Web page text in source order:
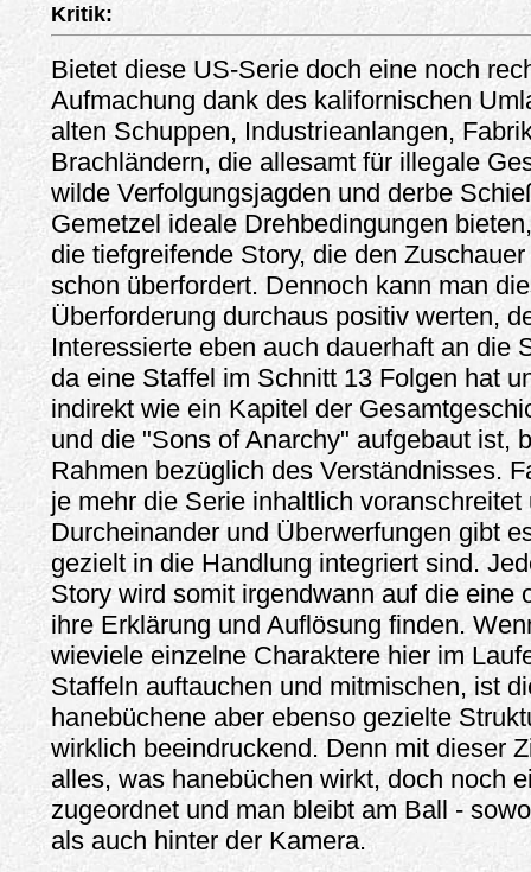
Kritik:
Bietet diese US-Serie doch eine noch
Aufmachung dank des kalifornischen
alten Schuppen, Industrieanlangen,
Brachländern, die allesamt für illegale
wilde Verfolgungsjagden und derbe
Gemetzel ideale Drehbedingungen
die tiefgreifende Story, die den
schon überfordert. Dennoch kann man
Überforderung durchaus positiv werten,
Interessierte eben auch dauerhaft an die
da eine Staffel im Schnitt 13 Folgen hat
indirekt wie ein Kapitel der
und die "Sons of Anarchy" aufgebaut ist,
Rahmen bezüglich des Verständnisses.
je mehr die Serie inhaltlich voranschreitet
Durcheinander und Überwerfungen gibt
gezielt in die Handlung integriert sind.
Story wird somit irgendwann auf die eine
ihre Erklärung und Auflösung finden.
wieviele einzelne Charaktere hier im
Staffeln auftauchen und mitmischen, ist
hanebüchene aber ebenso gezielte
wirklich beeindruckend. Denn mit dieser
alles, was hanebüchen wirkt, doch noch
zugeordnet und man bleibt am Ball -
als auch hinter der Kamera.